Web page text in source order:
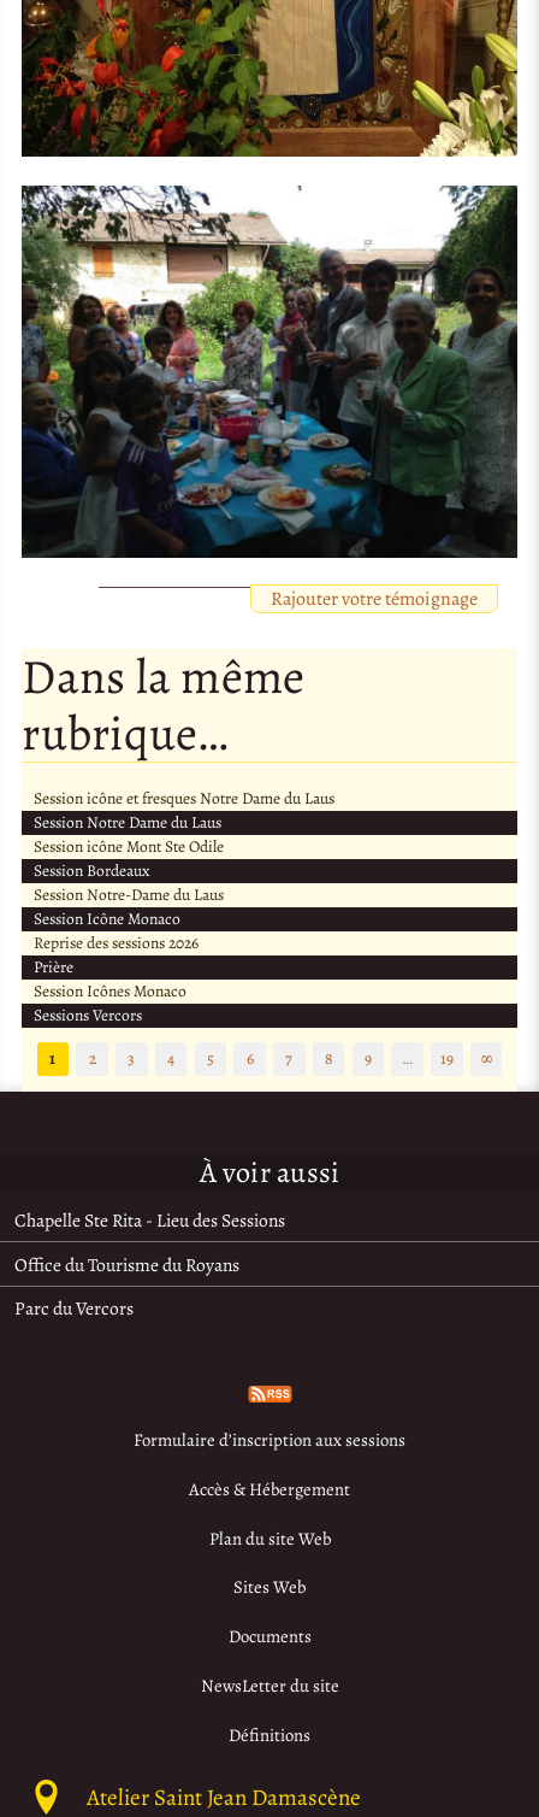
Rajouter votre témoignage
Dans la même
rubrique…
Session icône et fresques Notre Dame du Laus
Session Notre Dame du Laus
Session icône Mont Ste Odile
Session Bordeaux
Session Notre-Dame du Laus
Session Icône Monaco
Reprise des sessions 2026
Prière
Session Icônes Monaco
Sessions Vercors
1
2 3 4 5 6 7 8 9 … 19 ∞
À voir aussi
Chapelle Ste Rita - Lieu des Sessions
Office du Tourisme du Royans
Parc du Vercors
Formulaire d’inscription aux sessions
Accès & Hébergement
Plan du site Web
Sites Web
Documents
NewsLetter du site
Définitions
Atelier Saint Jean Damascène